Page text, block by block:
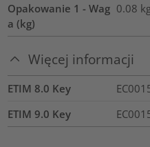
Opakowanie 1 - Wag
a (kg)
0.08
Więcej informacji
ETIM 8.0 Key
ETIM 9.0 Key